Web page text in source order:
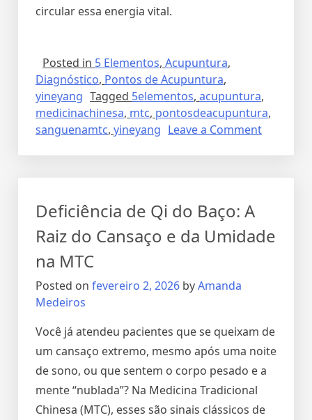
circular essa energia vital.
Posted in 5 Elementos, Acupuntura,
Diagnóstico, Pontos de Acupuntura,
yineyang Tagged 5elementos, acupuntura,
medicinachinesa, mtc, pontosdeacupuntura,
sanguenamtc, yineyang Leave a Comment
Deficiência de Qi do Baço: A
Raiz do Cansaço e da Umidade
na MTC
Posted on fevereiro 2, 2026 byAmanda
Medeiros
Você já atendeu pacientes que se queixam de
um cansaço extremo, mesmo após uma noite
de sono, ou que sentem o corpo pesado e a
mente “nublada”? Na Medicina Tradicional
Chinesa (MTC), esses são sinais clássicos de